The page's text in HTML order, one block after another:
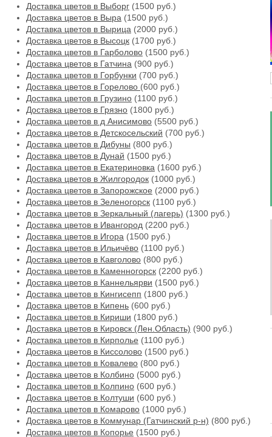
Доставка цветов в Выборг (1500 руб.)
Доставка цветов в Выра (1500 руб.)
Доставка цветов в Вырица (2000 руб.)
Доставка цветов в Высоцк (1700 руб.)
Доставка цветов в Гарболово (1500 руб.)
Доставка цветов в Гатчина (900 руб.)
Доставка цветов в Горбунки (700 руб.)
Доставка цветов в Горелово (600 руб.)
Доставка цветов в Грузино (1100 руб.)
Доставка цветов в Грязно (1800 руб.)
Доставка цветов в д Анисимово (5500 руб.)
Доставка цветов в Детскосельский (700 руб.)
Доставка цветов в Дибуны (800 руб.)
Доставка цветов в Дунай (1500 руб.)
Доставка цветов в Екатериновка (1600 руб.)
Доставка цветов в Жилгородок (1000 руб.)
Доставка цветов в Запорожское (2000 руб.)
Доставка цветов в Зеленогорск (1100 руб.)
Доставка цветов в Зеркальный (лагерь) (1300 руб.)
Доставка цветов в Ивангород (2200 руб.)
Доставка цветов в Игора (1500 руб.)
Доставка цветов в Ильичёво (1100 руб.)
Доставка цветов в Кавголово (800 руб.)
Доставка цветов в Каменногорск (2200 руб.)
Доставка цветов в Каннельярви (1500 руб.)
Доставка цветов в Кингисепп (1800 руб.)
Доставка цветов в Кипень (600 руб.)
Доставка цветов в Кириши (1800 руб.)
Доставка цветов в Кировск (Лен.Область) (900 руб.)
Доставка цветов в Кирполье (1100 руб.)
Доставка цветов в Киссолово (1500 руб.)
Доставка цветов в Ковалево (800 руб.)
Доставка цветов в Колбино (5000 руб.)
Доставка цветов в Колпино (600 руб.)
Доставка цветов в Колтуши (600 руб.)
Доставка цветов в Комарово (1000 руб.)
Доставка цветов в Коммунар (Гатчинский р-н) (800 руб.)
Доставка цветов в Копорье (1500 руб.)